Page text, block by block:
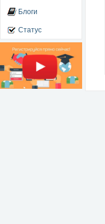
Блоги
Статус